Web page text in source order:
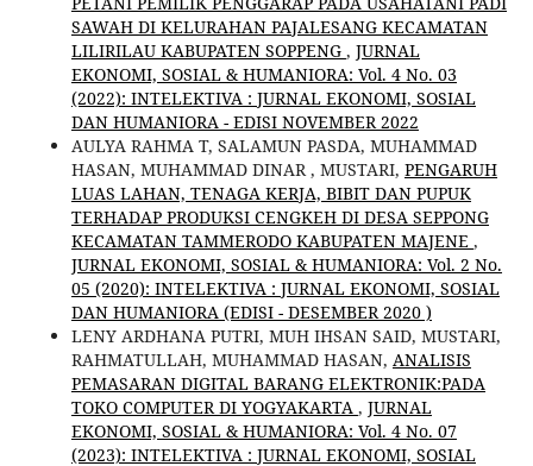
SAWAH DI KELURAHAN PAJALESANG KECAMATAN
LILIRILAU KABUPATEN SOPPENG , JURNAL
EKONOMI, SOSIAL & HUMANIORA: Vol. 4 No. 03
(2022): INTELEKTIVA : JURNAL EKONOMI, SOSIAL
DAN HUMANIORA - EDISI NOVEMBER 2022
AULYA RAHMA T, SALAMUN PASDA, MUHAMMAD
HASAN, MUHAMMAD DINAR , MUSTARI, PENGARUH
LUAS LAHAN, TENAGA KERJA, BIBIT DAN PUPUK
TERHADAP PRODUKSI CENGKEH DI DESA SEPPONG
KECAMATAN TAMMERODO KABUPATEN MAJENE ,
JURNAL EKONOMI, SOSIAL & HUMANIORA: Vol. 2 No.
05 (2020): INTELEKTIVA : JURNAL EKONOMI, SOSIAL
DAN HUMANIORA (EDISI - DESEMBER 2020 )
LENY ARDHANA PUTRI, MUH IHSAN SAID, MUSTARI,
RAHMATULLAH, MUHAMMAD HASAN, ANALISIS
PEMASARAN DIGITAL BARANG ELEKTRONIK:PADA
TOKO COMPUTER DI YOGYAKARTA , JURNAL
EKONOMI, SOSIAL & HUMANIORA: Vol. 4 No. 07
(2023): INTELEKTIVA : JURNAL EKONOMI, SOSIAL